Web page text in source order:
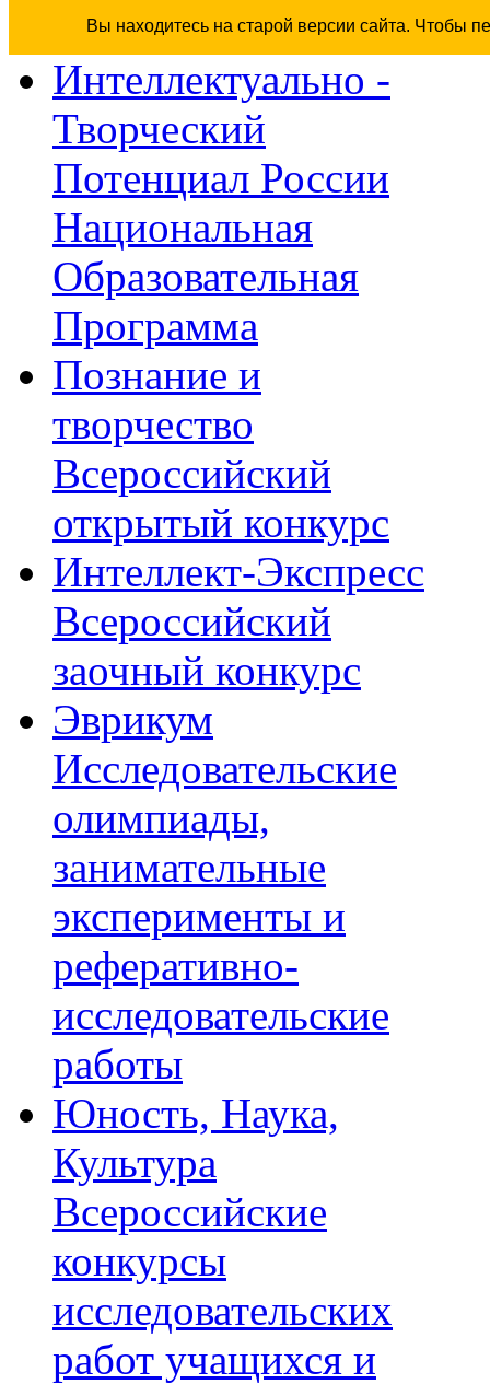
Вы находитесь на старой версии сайта. Чтобы
Интеллектуально -
Творческий
Потенциал России
Национальная
Образовательная
Программа
Познание и
творчество
Всероссийский
открытый конкурс
Интеллект-Экспресс
Всероссийский
заочный конкурс
Эврикум
Исследовательские
олимпиады,
занимательные
эксперименты и
реферативно-
исследовательские
работы
Юность, Наука,
Культура
Всероссийские
конкурсы
исследовательских
работ учащихся и